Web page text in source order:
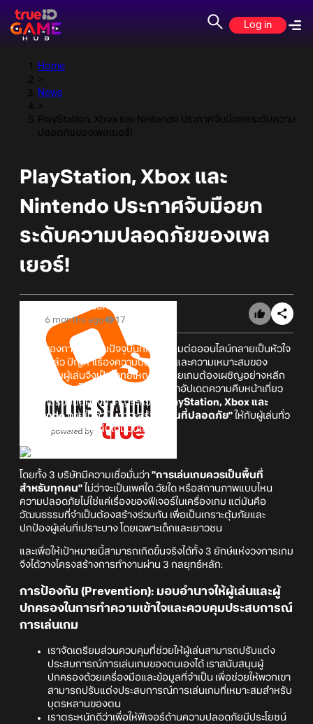
Log in
Home
>
News
>
PlayStation, Xbox และ Nintendo ประกาศจับมือยกระดับความ
ปลอดภัยของเพลเยอร์!
PlayStation, Xbox และ
Nintendo ประกาศจับมือยก
ระดับความปลอดภัยของเพล
เยอร์!
Online Station
6 months ago
17
ในโลกของการเล่นเกมปัจจุบันที่การเชื่อมต่อออนไลน์กลายเป็นหัวใจ
หลักไปแล้ว ปัญหาเรื่องความปลอดภัยและความเหมาะสมของ
พฤติกรรมผู้เล่นจึงเป็นโจทย์ใหญ่ๆ ที่ค่ายเกมต้องเผชิญอย่างหลีก
เลี่ยงไม่ได้ครับ โดยล่าสุดได้มีการออกมาอัปเดตความคืบหน้าเกี่ยว
กับความร่วมมือครั้งสำคัญระหว่าง
PlayStation, Xbox และ
Nintendoภายใต้คำมั่นว่าจะสร้าง "พื้นที่ปลอดภัย" ให้กับผู้เล่นทั่ว
โลกระหว่างที่กำลังเล่นเกมนั่นเอง
โดยทั้ง 3 บริษัทมีความเชื่อมั่นว่า "การเล่นเกมควรเป็นพื้นที่
สำหรับทุกคน" ไม่ว่าจะเป็นเพศใด วัยใด หรือสถานภาพแบบไหน
ความปลอดภัยไม่ใช่แค่เรื่องของฟีเจอร์ในเครื่องเกม แต่มันคือ
วัฒนธรรมที่จำเป็นต้องสร้างร่วมกัน เพื่อเป็นเกราะตุ้มภัยและ
ปกป้องผู้เล่นที่เปราะบาง โดยเฉพาะเด็กและเยาวชน
และเพื่อให้เป้าหมายนี้สามารถเกิดขึ้นจริงได้ทั้ง 3 ยักษ์แห่งวงการเกม
จึงได้วางโครงสร้างการทำงานผ่าน 3 กลยุทธ์หลัก:
การป้องกัน (Prevention): มอบอำนาจให้ผู้เล่นและผู้
ปกครองในการทำความเข้าใจและควบคุมประสบการณ์
การเล่นเกม
เราจัดเตรียมส่วนควบคุมที่ช่วยให้ผู้เล่นสามารถปรับแต่ง
ประสบการณ์การเล่นเกมของตนเองได้ เราสนับสนุนผู้
ปกครองด้วยเครื่องมือและข้อมูลที่จำเป็น เพื่อช่วยให้พวกเขา
สามารถปรับแต่งประสบการณ์การเล่นเกมที่เหมาะสมสำหรับ
บุตรหลานของตน
เราตระหนักดีว่าเพื่อให้ฟีเจอร์ด้านความปลอดภัยมีประโยชน์